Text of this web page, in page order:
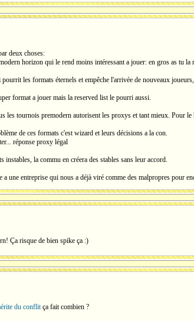
deux choses:
horizon qui le rend moins intéressant a jouer: en gros as tu
les formats éternels et empêche l'arrivée de nouveaux
format a jouer mais la reserved list le pourri aussi.
les tournois premodern autorisent les proxys et tant mieux. Pour
de ces formats c'est wizard et leurs décisions a la con.
réponse proxy légal
instables, la commu en créera des stables sans leur accord.
a une entreprise qui nous a déjà viré comme des malpropres pour
Ça risque de bien spike ça :)
du conflitça fait combien ?